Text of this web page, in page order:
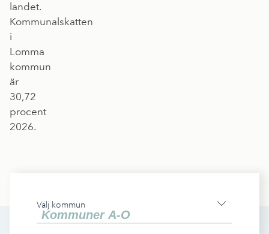
landet.
Kommunalskatten
i
Lomma
kommun
är
30,72
procent
2026.
Välj kommun